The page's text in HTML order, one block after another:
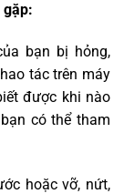
gặp:
bạn bị hỏng,
tác trên máy
được khi nào
có thể tham
hoặc vỡ, nứt,